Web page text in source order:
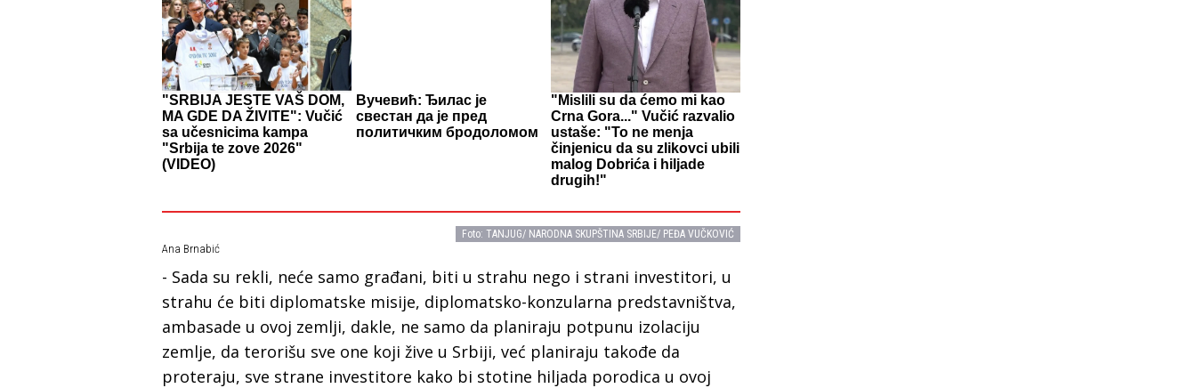
"SRBIJA JESTE VAŠ DOM,
MA GDE DA ŽIVITE": Vučić
sa učesnicima kampa
"Srbija te zove 2026"
(VIDEO)
Вучевић: Ђилас је
свестан да је пред
политичким бродоломом
"Mislili su da ćemo mi kao
Crna Gora..." Vučić razvalio
ustaše: "To ne menja
činjenicu da su zlikovci ubili
malog Dobrića i hiljade
drugih!"
Foto: TANJUG/ NARODNA SKUPŠTINA SRBIJE/ PEĐA VUČKOVIĆ
Ana Brnabić
- Sada su rekli, neće samo građani, biti u strahu nego i strani investitori, u
strahu će biti diplomatske misije, diplomatsko-konzularna predstavništva,
ambasade u ovoj zemlji, dakle, ne samo da planiraju potpunu izolaciju
zemlje, da terorišu sve one koji žive u Srbiji, već planiraju takođe da
proteraju, sve strane investitore kako bi stotine hiljada porodica u ovoj